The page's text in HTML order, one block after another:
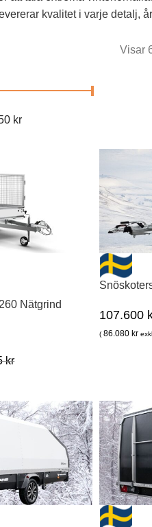
kvalitet i varje detalj,
Visar
kr
Nätgrind
kr
107.600
( 86.080 kr